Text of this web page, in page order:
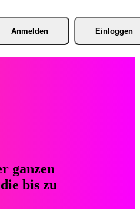
Anmelden Einloggen
ganzen
bis zu